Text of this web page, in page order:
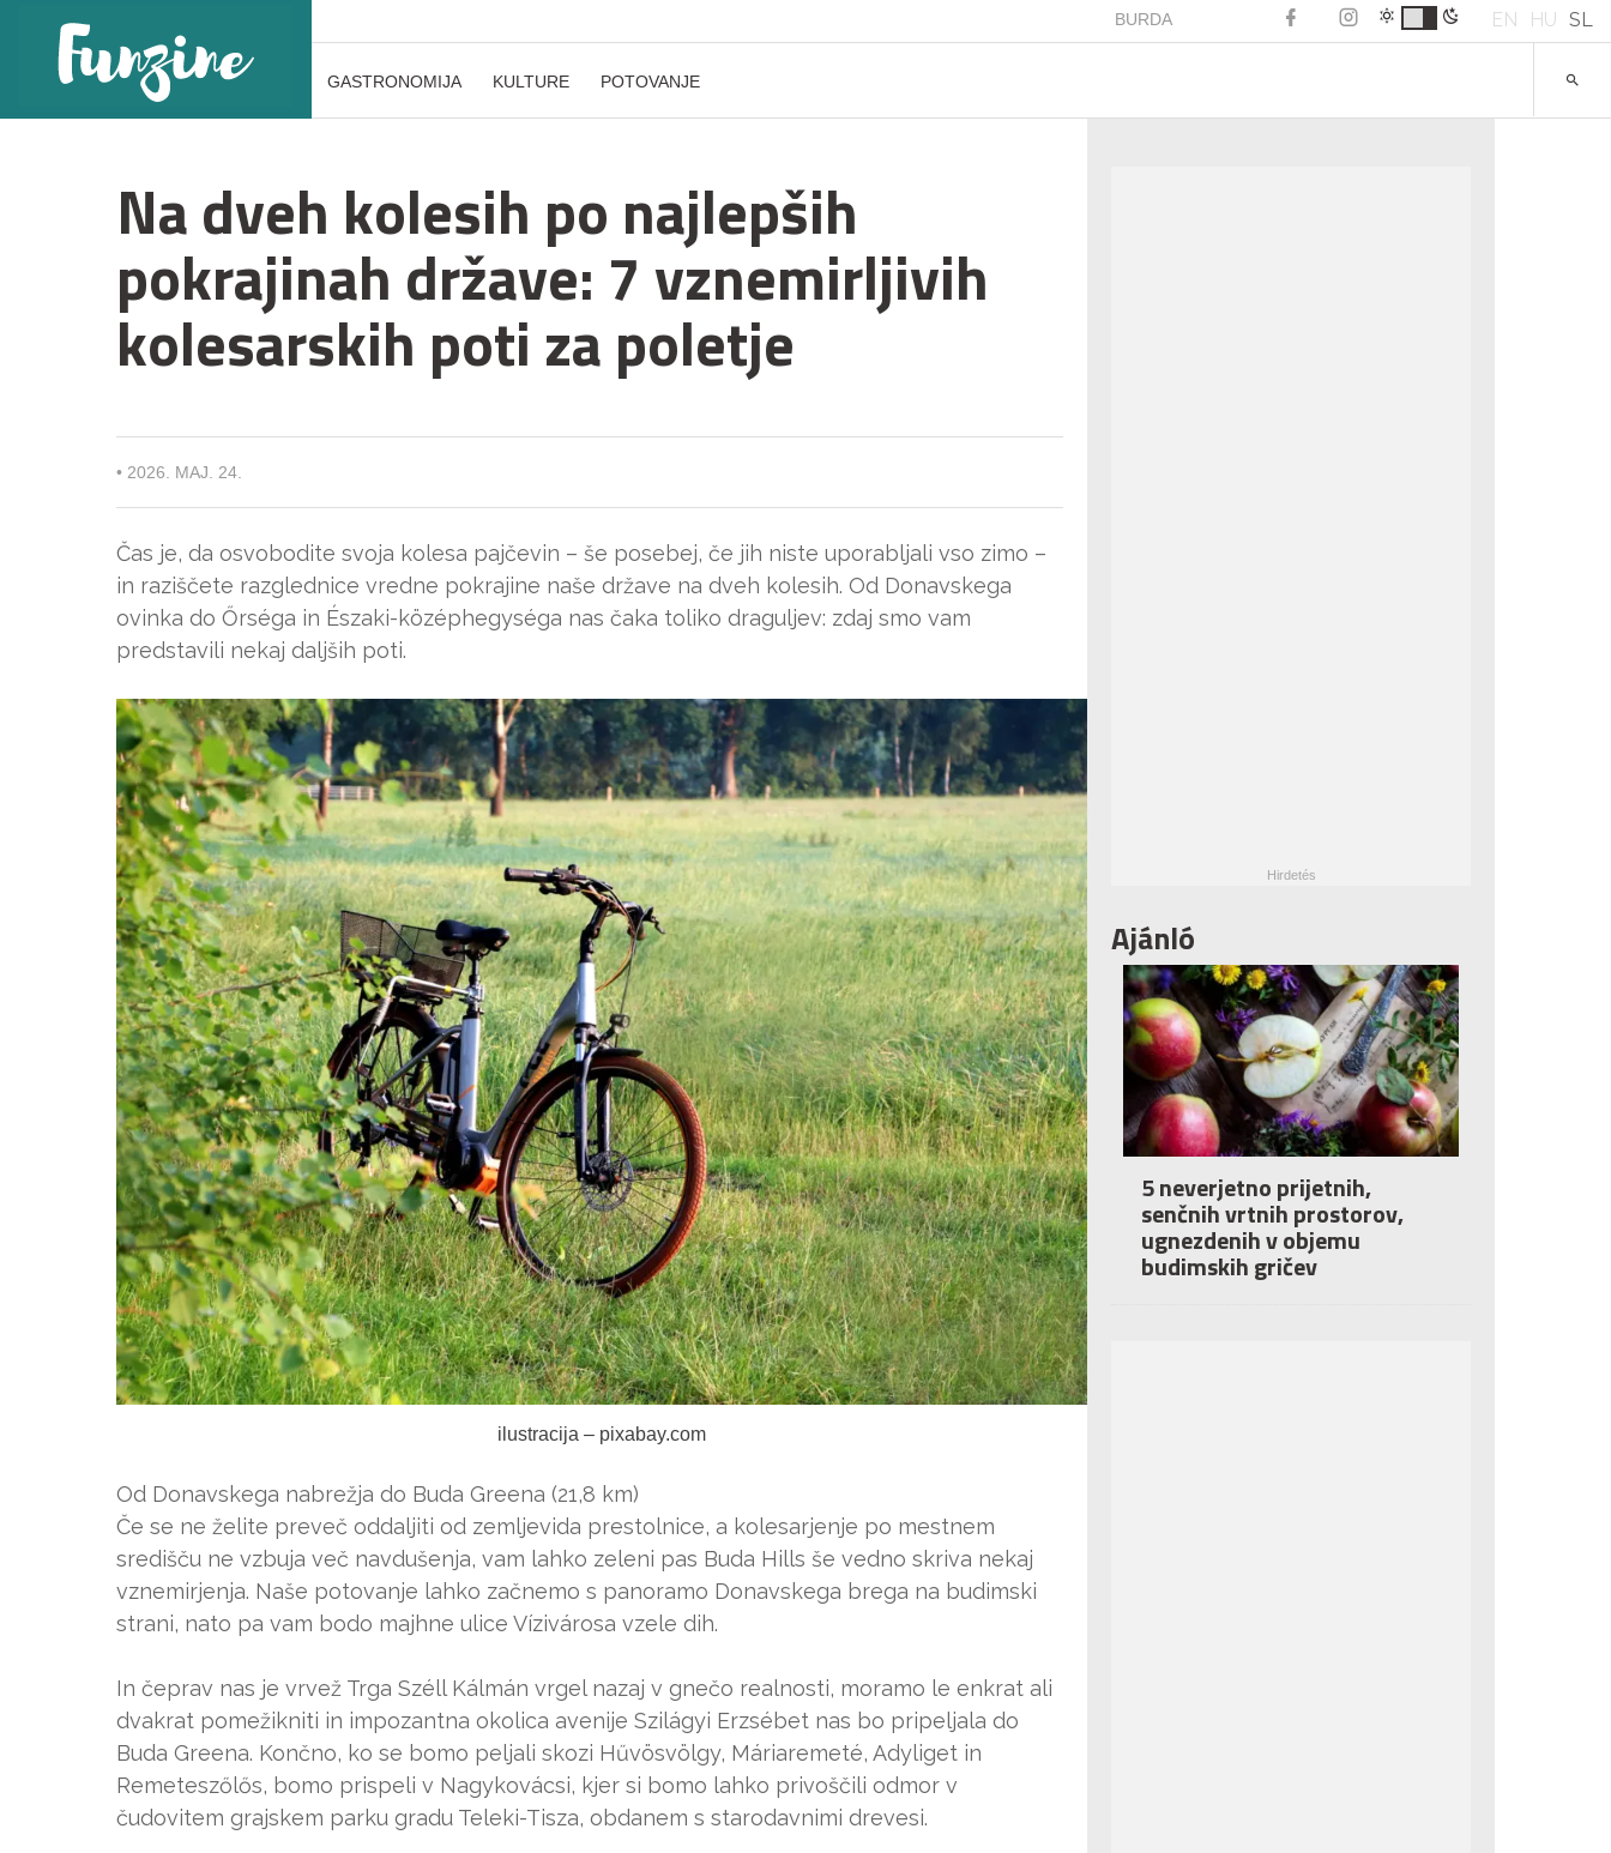
BURDA EN HU SL
GASTRONOMIJA KULTURE POTOVANJE
Na dveh kolesih po najlepših
pokrajinah države: 7 vznemirljivih
kolesarskih poti za poletje
• 2026. MAJ. 24.
Čas je, da osvobodite svoja kolesa pajčevin – še posebej, če jih niste uporabljali vso zimo –
in raziščete razglednice vredne pokrajine naše države na dveh kolesih. Od Donavskega
ovinka do Őrséga in Északi-középhegységa nas čaka toliko draguljev: zdaj smo vam
predstavili nekaj daljših poti.
ilustracija – pixabay.com
Od Donavskega nabrežja do Buda Greena (21,8 km)
Če se ne želite preveč oddaljiti od zemljevida prestolnice, a kolesarjenje po mestnem
središču ne vzbuja več navdušenja, vam lahko zeleni pas Buda Hills še vedno skriva nekaj
vznemirjenja. Naše potovanje lahko začnemo s panoramo Donavskega brega na budimski
strani, nato pa vam bodo majhne ulice Vízivárosa vzele dih.
In čeprav nas je vrvež Trga Széll Kálmán vrgel nazaj v gnečo realnosti, moramo le enkrat ali
dvakrat pomežikniti in impozantna okolica avenije Szilágyi Erzsébet nas bo pripeljala do
Buda Greena. Končno, ko se bomo peljali skozi Hűvösvölgy, Máriaremeté, Adyliget in
Remeteszőlős, bomo prispeli v Nagykovácsi, kjer si bomo lahko privoščili odmor v
čudovitem grajskem parku gradu Teleki-Tisza, obdanem s starodavnimi drevesi.
Ajánló
5 neverjetno prijetnih,
senčnih vrtnih prostorov,
ugnezdenih v objemu
budimskih gričev